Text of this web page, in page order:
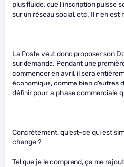
plus fluide, que l’inscription puisse
sur un réseau social, etc. Il n’en est
La Poste veut donc proposer son
sur demande. Pendant une
commencer en avril, il sera
économique, comme bien d’autres
définir pour la phase commerciale
Concrètement, qu’est-ce qui est
change ?
Tel que je le comprend, ça me